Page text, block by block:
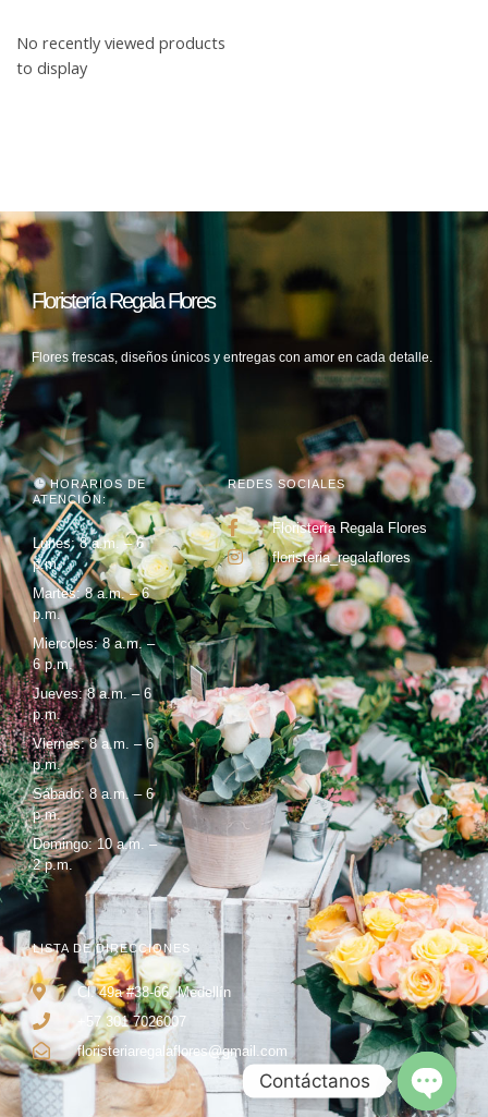
No recently viewed products
to display
LISTA DE DIRECCIONES
Cl. 49a #38-66, Medellín
+57 301 7026007
floristeriaregalaflores@gmail.com
REDES SOCIALES
Floristería Regala Flores
floristeria_regalaflores
HORARIOS DE
ATENCIÓN:
Lunes: 8 a.m. – 6
p.m.
Martes: 8 a.m. – 6
p.m.
Miercoles: 8 a.m. –
6 p.m.
Jueves: 8 a.m. – 6
p.m.
Viernes: 8 a.m. – 6
p.m.
Sábado: 8 a.m. – 6
p.m.
Domingo: 10 a.m. –
2 p.m.
Floristería Regala Flores
Flores frescas, diseños únicos y entregas con amor en cada detalle.
Contáctanos